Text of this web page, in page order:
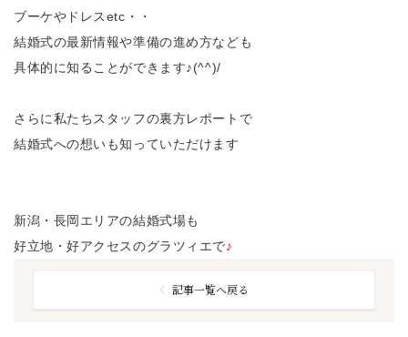
ブーケやドレスetc・・
結婚式の最新情報や準備の進め方なども
具体的に知ることができます♪(^^)/
さらに私たちスタッフの裏方レポートで
結婚式への想いも知っていただけます
新潟・長岡エリアの結婚式場も
好立地・好アクセスのグラツィエで♪
記事一覧へ戻る